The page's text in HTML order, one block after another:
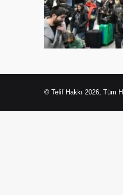
© Telif Hakkı 2026, Tüm